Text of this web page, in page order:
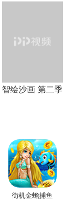
智绘沙画 第二季
街机金蟾捕鱼